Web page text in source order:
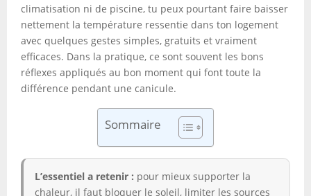
climatisation ni de piscine, tu peux pourtant faire baisser
nettement la température ressentie dans ton logement
avec quelques gestes simples, gratuits et vraiment
efficaces. Dans la pratique, ce sont souvent les bons
réflexes appliqués au bon moment qui font toute la
différence pendant une canicule.
Sommaire
L’essentiel a retenir : pour mieux supporter la
chaleur, il faut bloquer le soleil, limiter les sources